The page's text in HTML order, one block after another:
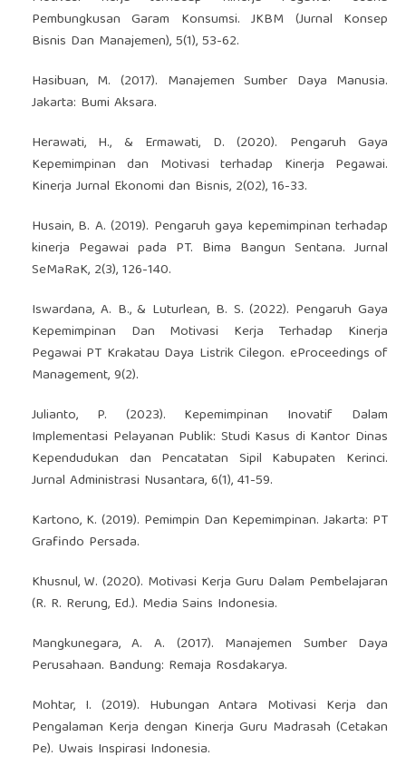
Pembungkusan Garam Konsumsi. JKBM (Jurnal Konsep
Bisnis Dan Manajemen), 5(1), 53-62.
Hasibuan, M. (2017). Manajemen Sumber Daya Manusia.
Jakarta: Bumi Aksara.
Herawati, H., & Ermawati, D. (2020). Pengaruh Gaya
Kepemimpinan dan Motivasi terhadap Kinerja Pegawai.
Kinerja Jurnal Ekonomi dan Bisnis, 2(02), 16-33.
Husain, B. A. (2019). Pengaruh gaya kepemimpinan terhadap
kinerja Pegawai pada PT. Bima Bangun Sentana. Jurnal
SeMaRaK, 2(3), 126-140.
Iswardana, A. B., & Luturlean, B. S. (2022). Pengaruh Gaya
Kepemimpinan Dan Motivasi Kerja Terhadap Kinerja
Pegawai PT Krakatau Daya Listrik Cilegon. eProceedings of
Management, 9(2).
Julianto, P. (2023). Kepemimpinan Inovatif Dalam
Implementasi Pelayanan Publik: Studi Kasus di Kantor Dinas
Kependudukan dan Pencatatan Sipil Kabupaten Kerinci.
Jurnal Administrasi Nusantara, 6(1), 41-59.
Kartono, K. (2019). Pemimpin Dan Kepemimpinan. Jakarta: PT
Grafindo Persada.
Khusnul, W. (2020). Motivasi Kerja Guru Dalam Pembelajaran
(R. R. Rerung, Ed.). Media Sains Indonesia.
Mangkunegara, A. A. (2017). Manajemen Sumber Daya
Perusahaan. Bandung: Remaja Rosdakarya.
Mohtar, I. (2019). Hubungan Antara Motivasi Kerja dan
Pengalaman Kerja dengan Kinerja Guru Madrasah (Cetakan
Pe). Uwais Inspirasi Indonesia.